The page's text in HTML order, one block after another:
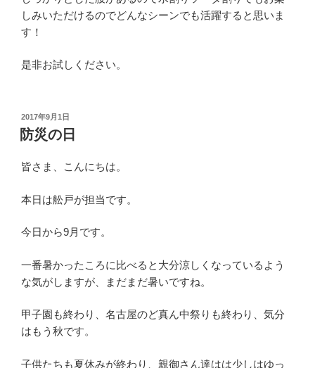
しみいただけるのでどんなシーンでも活躍すると思いま
す！
是非お試しください。
投
稿
日:
2017年9月1日
防災の日
皆さま、こんにちは。
本日は舩戸が担当です。
今日から9月です。
一番暑かったころに比べると大分涼しくなっているよう
な気がしますが、まだまだ暑いですね。
甲子園も終わり、名古屋のど真ん中祭りも終わり、気分
はもう秋です。
子供たちも夏休みが終わり、親御さん達はは少しはゆっ